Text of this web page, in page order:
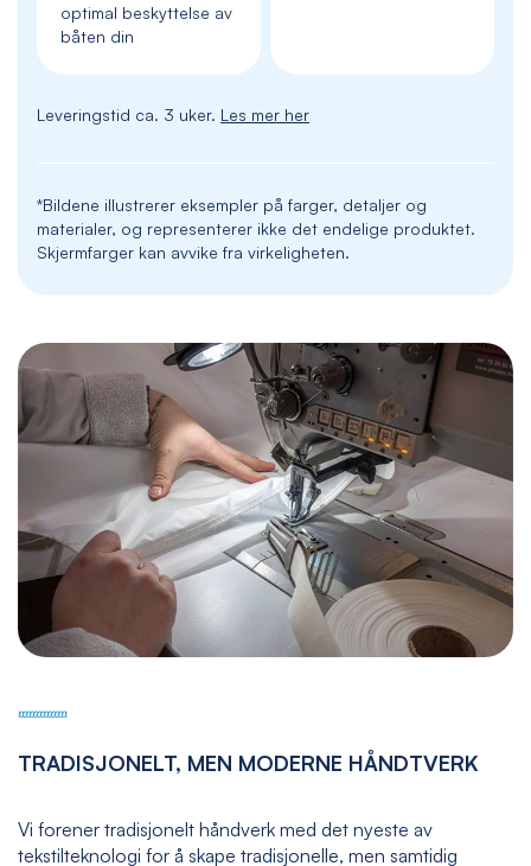
optimal beskyttelse av
båten din
Leveringstid ca. 3 uker. Les mer her
*Bildene illustrerer eksempler på farger, detaljer og
materialer, og representerer ikke det endelige produktet.
Skjermfarger kan avvike fra virkeligheten.
TRADISJONELT, MEN MODERNE HÅNDTVERK
Vi forener tradisjonelt håndverk med det nyeste av
tekstilteknologi for å skape tradisjonelle, men samtidig